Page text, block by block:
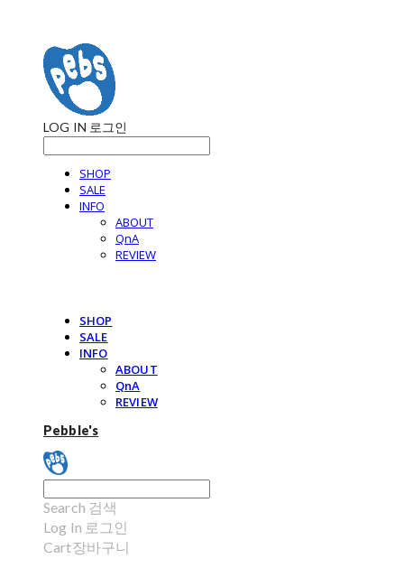
LOG IN 로그인
SHOP
SALE
INFO
ABOUT
QnA
REVIEW
SHOP
SALE
INFO
ABOUT
QnA
REVIEW
Pebble's
Search 검색
Log In 로그인
Cart장바구니